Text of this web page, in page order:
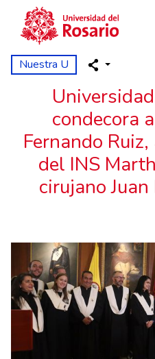
Pasar al contenido principal
Nuestra U
condecora
Fernando
del INS
cirujano